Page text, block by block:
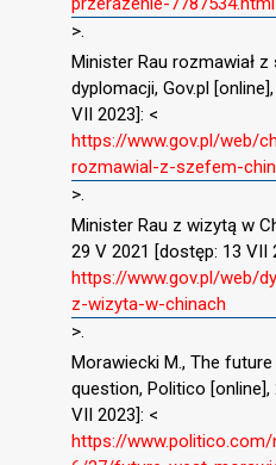
>.
Minister Rau rozmawiał
dyplomacji, Gov.pl
VII 2023]: <
https://www.gov.pl/web/
rozmawial-z-szefem-
>.
Minister Rau z wizytą w
29 V 2021 [dostęp: 13 VII
https://www.gov.pl/web/
z-wizyta-w-chinach
>.
Morawiecki M., The
question, Politico
VII 2023]: <
https://